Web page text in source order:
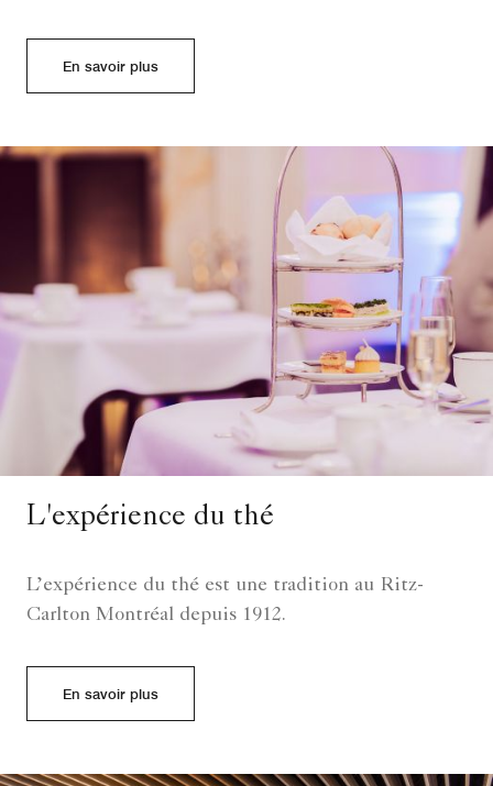
En savoir plus
L'expérience du thé
L’expérience du thé est une tradition au Ritz-
Carlton Montréal depuis 1912.
En savoir plus